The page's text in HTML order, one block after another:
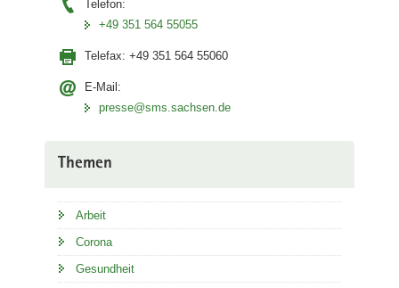
Telefon:
+49 351 564 55055
Telefax: +49 351 564 55060
E-Mail:
presse@sms.sachsen.de
Themen
Arbeit
Corona
Gesundheit